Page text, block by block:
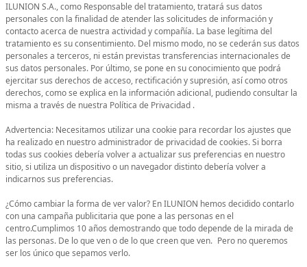
ILUNION S.A., como Responsable del tratamiento, tratará sus datos
personales con la finalidad de atender las solicitudes de información y
contacto acerca de nuestra actividad y compañía. La base legítima del
tratamiento es su consentimiento. Del mismo modo, no se cederán sus datos
personales a terceros, ni están previstas transferencias internacionales de
sus datos personales. Por último, se pone en su conocimiento que podrá
ejercitar sus derechos de acceso, rectificación y supresión, así como otros
derechos, como se explica en la información adicional, pudiendo consultar la
misma a través de nuestra Política de Privacidad .
Advertencia: Necesitamos utilizar una cookie para recordar los ajustes que
ha realizado en nuestro administrador de privacidad de cookies. Si borra
todas sus cookies debería volver a actualizar sus preferencias en nuestro
sitio, si utiliza un dispositivo o un navegador distinto debería volver a
indicarnos sus preferencias.
¿Cómo cambiar la forma de ver valor? En ILUNION hemos decidido contarlo
con una campaña publicitaria que pone a las personas en el
centro.Cumplimos 10 años demostrando que todo depende de la mirada de
las personas. De lo que ven o de lo que creen que ven. Pero no queremos
ser los único que sepamos verlo.